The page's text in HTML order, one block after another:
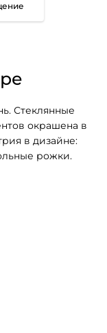
Стеклянные
окрашена в
в дизайне:
рожки.